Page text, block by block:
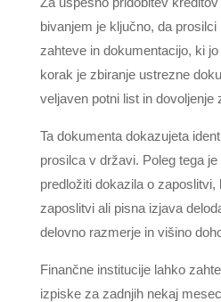
bivanjem je ključno, da
zahteve in dokumentacijo, ki
korak je zbiranje ustrezne
veljaven potni list in dovoljenje
Ta dokumenta dokazujeta
prosilca v državi. Poleg tega
predložiti dokazila o zaposlitvi,
zaposlitvi ali pisna izjava
delovno razmerje in višino
Finančne institucije lahko
izpiske za zadnjih nekaj